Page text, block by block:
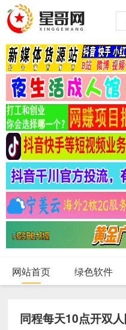
网站首页 绿色软件
同程每天10点开双